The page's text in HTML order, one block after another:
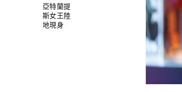
亞特蘭提
斯女王陸
地現身